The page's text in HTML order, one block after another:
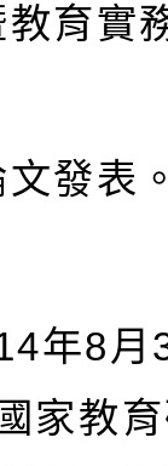
育實
發表
年8月
家教